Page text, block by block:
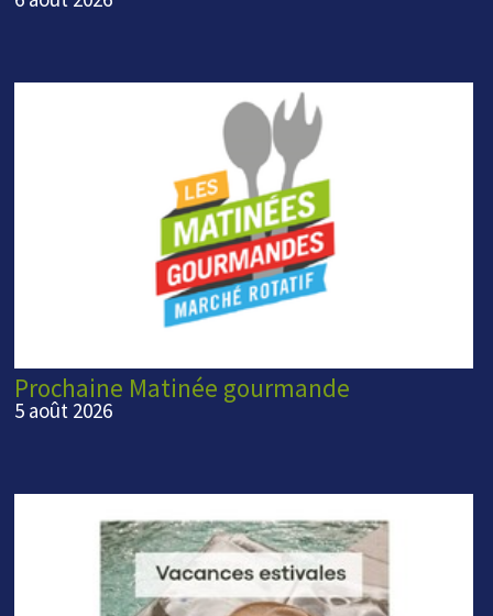
Prochaine Matinée gourmande
5 août 2026